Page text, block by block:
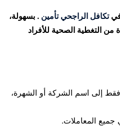
فيتكافل الراجحي تأمين . بسهولة،
التغطية الصحية للأفراد
فقط إلى اسم الشركة أو الشهرة،
جميع المعاملات.